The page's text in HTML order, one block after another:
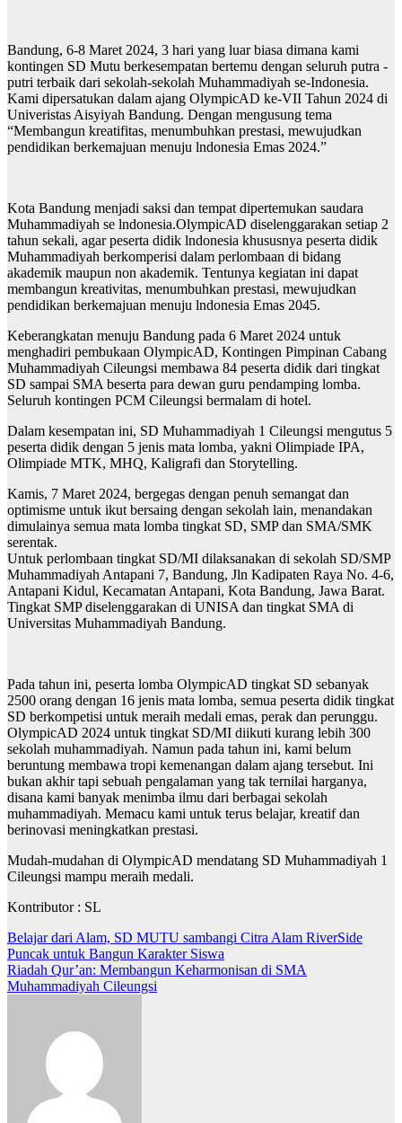
Bandung, 6-8 Maret 2024, 3 hari yang luar biasa dimana kami
kontingen SD Mutu berkesempatan bertemu dengan seluruh putra -
putri terbaik dari sekolah-sekolah Muhammadiyah se-Indonesia.
Kami dipersatukan dalam ajang OlympicAD ke-VII Tahun 2024 di
Univeristas Aisyiyah Bandung. Dengan mengusung tema
“Membangun kreatifitas, menumbuhkan prestasi, mewujudkan
pendidikan berkemajuan menuju lndonesia Emas 2024.”
Kota Bandung menjadi saksi dan tempat dipertemukan saudara
Muhammadiyah se lndonesia.OlympicAD diselenggarakan setiap 2
tahun sekali, agar peserta didik lndonesia khususnya peserta didik
Muhammadiyah berkomperisi dalam perlombaan di bidang
akademik maupun non akademik. Tentunya kegiatan ini dapat
membangun kreativitas, menumbuhkan prestasi, mewujudkan
pendidikan berkemajuan menuju lndonesia Emas 2045.
Keberangkatan menuju Bandung pada 6 Maret 2024 untuk
menghadiri pembukaan OlympicAD, Kontingen Pimpinan Cabang
Muhammadiyah Cileungsi membawa 84 peserta didik dari tingkat
SD sampai SMA beserta para dewan guru pendamping lomba.
Seluruh kontingen PCM Cileungsi bermalam di hotel.
Dalam kesempatan ini, SD Muhammadiyah 1 Cileungsi mengutus 5
peserta didik dengan 5 jenis mata lomba, yakni Olimpiade IPA,
Olimpiade MTK, MHQ, Kaligrafi dan Storytelling.
Kamis, 7 Maret 2024, bergegas dengan penuh semangat dan
optimisme untuk ikut bersaing dengan sekolah lain, menandakan
dimulainya semua mata lomba tingkat SD, SMP dan SMA/SMK
serentak.
Untuk perlombaan tingkat SD/MI dilaksanakan di sekolah SD/SMP
Muhammadiyah Antapani 7, Bandung, Jln Kadipaten Raya No. 4-6,
Antapani Kidul, Kecamatan Antapani, Kota Bandung, Jawa Barat.
Tingkat SMP diselenggarakan di UNISA dan tingkat SMA di
Universitas Muhammadiyah Bandung.
Pada tahun ini, peserta lomba OlympicAD tingkat SD sebanyak
2500 orang dengan 16 jenis mata lomba, semua peserta didik tingkat
SD berkompetisi untuk meraih medali emas, perak dan perunggu.
OlympicAD 2024 untuk tingkat SD/MI diikuti kurang lebih 300
sekolah muhammadiyah. Namun pada tahun ini, kami belum
beruntung membawa tropi kemenangan dalam ajang tersebut. Ini
bukan akhir tapi sebuah pengalaman yang tak ternilai harganya,
disana kami banyak menimba ilmu dari berbagai sekolah
muhammadiyah. Memacu kami untuk terus belajar, kreatif dan
berinovasi meningkatkan prestasi.
Mudah-mudahan di OlympicAD mendatang SD Muhammadiyah 1
Cileungsi mampu meraih medali.
Kontributor : SL
Post
navigation
Belajar dari Alam, SD MUTU sambangi Citra Alam RiverSide
Puncak untuk Bangun Karakter Siswa
Riadah Qur’an: Membangun Keharmonisan di SMA
Muhammadiyah Cileungsi